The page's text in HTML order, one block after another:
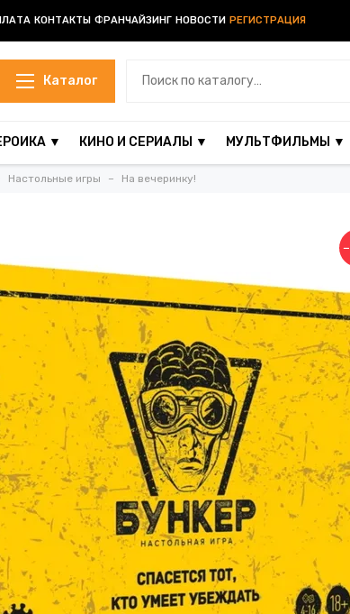
КОНТАКТЫ ФРАНЧАЙЗИНГ РЕГИСТРАЦИЯ
НОВОСТИ
Каталог
▼ КИНО И СЕРИАЛЫ ▼ МУЛЬТФИЛЬМЫ ▼
Настольные игры На вечеринку!